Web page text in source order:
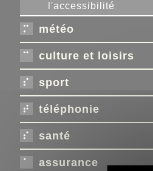
l'accessibilité
météo
culture et loisirs
sport
téléphonie
santé
assurance